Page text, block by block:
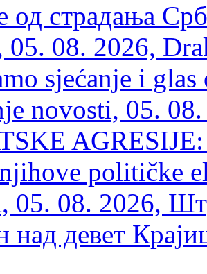
од страдања
05. 08. 2026,
sjećanje i
novosti, 05.
njihove političke
08. 2026,
над девет